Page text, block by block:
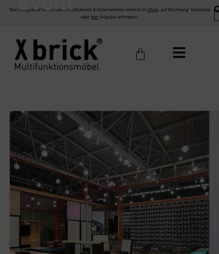
Rechnungskauf für Schulen, Institutionen & Unternehmen: einfach im Shop„auf Rechnung“ bestellen
oder hier Angebot anfordern.